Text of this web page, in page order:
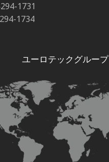
1731
1734
ユーロテックグループ